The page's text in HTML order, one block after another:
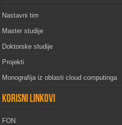
Nastavni tim
Master studije
Doktorske studije
Projekti
Monografija iz oblasti cloud computinga
Korisni linkovi
FON